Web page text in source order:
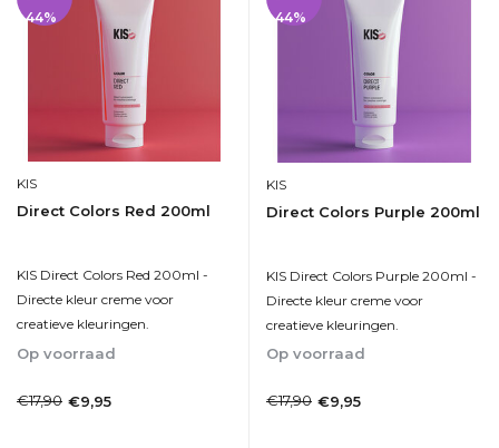
44%
KIS
Direct Colors Red 200ml
KIS Direct Colors Red 200ml -
Directe kleur creme voor
creatieve kleuringen.
Op voorraad
€17,90 €9,95
44%
KIS
Direct Colors Purple 200ml
KIS Direct Colors Purple 200ml -
Directe kleur creme voor
creatieve kleuringen.
Op voorraad
€17,90 €9,95